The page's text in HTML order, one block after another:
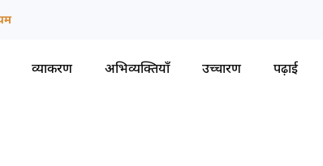
व्याकरण अभिव्यक्तियाँ उच्चारण पढ़ाई